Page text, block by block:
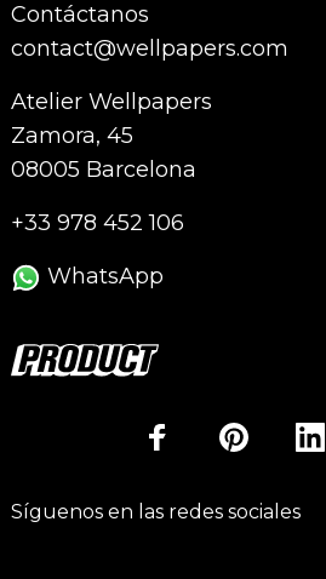
Contáctanos
contact@wellpapers.com
Atelier Wellpapers
Zamora, 45
08005 Barcelona
+33 978 452 106
WhatsApp
Síguenos en las redes sociales